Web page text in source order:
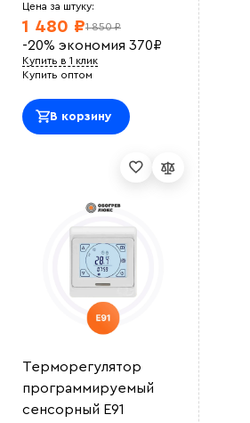
Цена за штуку:
1 850 ₽
1 480 ₽
-20% экономия 370₽
Купить в 1 клик
Купить оптом
В корзину
Терморегулятор
программируемый
сенсорный E91